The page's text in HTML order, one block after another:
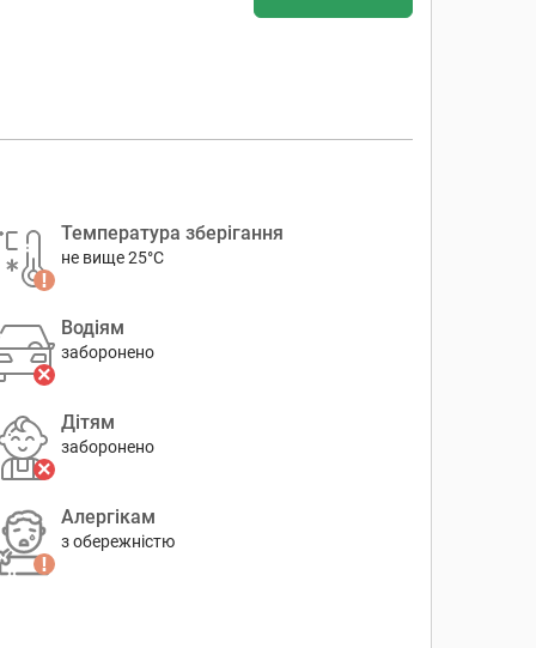
Температура зберігання
не вище 25°C
Водіям
заборонено
Дітям
заборонено
Алергікам
з обережністю